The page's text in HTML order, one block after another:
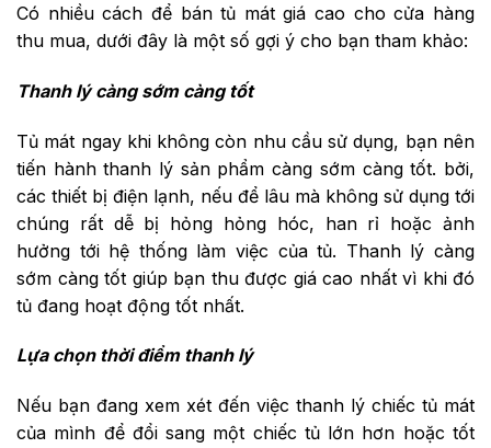
Có nhiều cách để bán tủ mát giá cao cho cửa hàng
thu mua, dưới đây là một số gợi ý cho bạn tham khảo:
Thanh lý càng sớm càng tốt
Tủ mát ngay khi không còn nhu cầu sử dụng, bạn nên
tiến hành thanh lý sản phẩm càng sớm càng tốt. bởi,
các thiết bị điện lạnh, nếu để lâu mà không sử dụng tới
chúng rất dễ bị hỏng hỏng hóc, han rỉ hoặc ảnh
hưởng tới hệ thống làm việc của tủ. Thanh lý càng
sớm càng tốt giúp bạn thu được giá cao nhất vì khi đó
tủ đang hoạt động tốt nhất.
Lựa chọn thời điểm thanh lý
Nếu bạn đang xem xét đến việc thanh lý chiếc tủ mát
của mình để đổi sang một chiếc tủ lớn hơn hoặc tốt